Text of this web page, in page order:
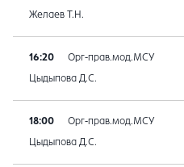
Желаев Т.Н.
16:20 Орг-прав.мод.МСУ
Цыдыпова Д.С.
18:00 Орг-прав.мод.МСУ
Цыдыпова Д.С.